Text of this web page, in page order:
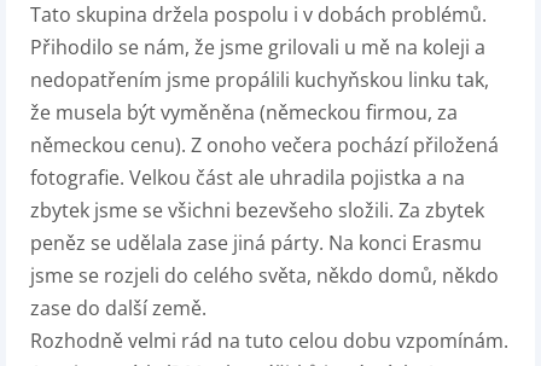
Tato skupina držela pospolu i v dobách problémů.
Přihodilo se nám, že jsme grilovali u mě na koleji a
nedopatřením jsme propálili kuchyňskou linku tak,
že musela být vyměněna (německou firmou, za
německou cenu). Z onoho večera pochází přiložená
fotografie. Velkou část ale uhradila pojistka a na
zbytek jsme se všichni bezevšeho složili. Za zbytek
peněz se udělala zase jiná párty. Na konci Erasmu
jsme se rozjeli do celého světa, někdo domů, někdo
zase do další země.
Rozhodně velmi rád na tuto celou dobu vzpomínám.